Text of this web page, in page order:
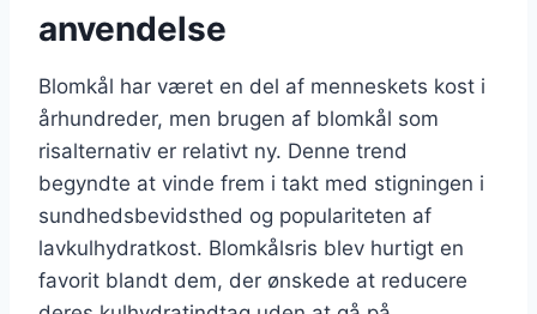
anvendelse
Blomkål har været en del af menneskets kost i
århundreder, men brugen af blomkål som
risalternativ er relativt ny. Denne trend
begyndte at vinde frem i takt med stigningen i
sundhedsbevidsthed og populariteten af
lavkulhydratkost. Blomkålsris blev hurtigt en
favorit blandt dem, der ønskede at reducere